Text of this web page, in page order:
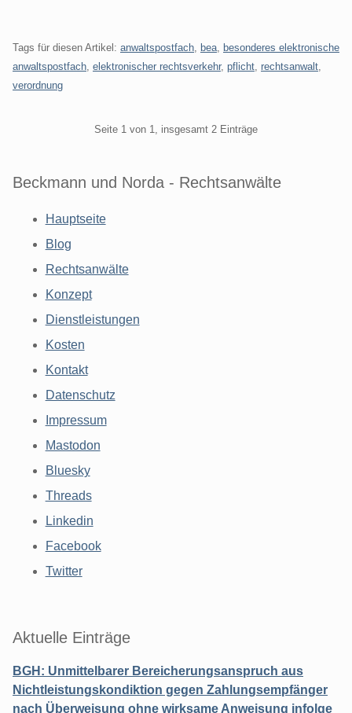
Tags für diesen Artikel: anwaltspostfach bea
besonderes elektronische
anwaltspostfach elektronischer rechtsverkehr, pflicht rechtsanwalt
verordnung
Seite 1 von 1, insgesamt 2 Einträge
Beckmann und Norda - Rechtsanwälte
Hauptseite
Blog
Rechtsanwälte
Konzept
Dienstleistungen
Kosten
Kontakt
Datenschutz
Impressum
Mastodon
Bluesky
Threads
Linkedin
Facebook
Twitter
Aktuelle Einträge
BGH: Unmittelbarer Bereicherungsanspruch aus
Nichtleistungskondiktion gegen Zahlungsempfänger
nach Überweisung ohne wirksame Anweisung infolge